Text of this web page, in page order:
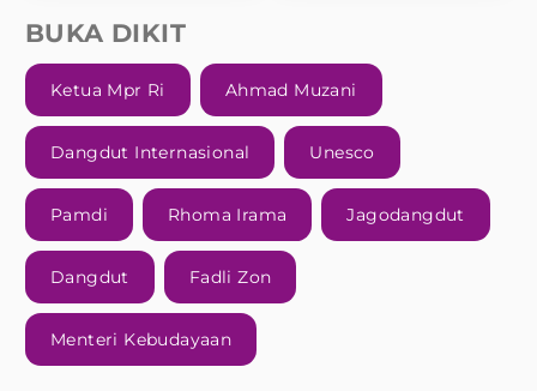
BUKA DIKIT
Ketua Mpr Ri Ahmad Muzani
Dangdut Internasional Unesco
Pamdi Rhoma Irama Jagodangdut
Dangdut Fadli Zon
Menteri Kebudayaan